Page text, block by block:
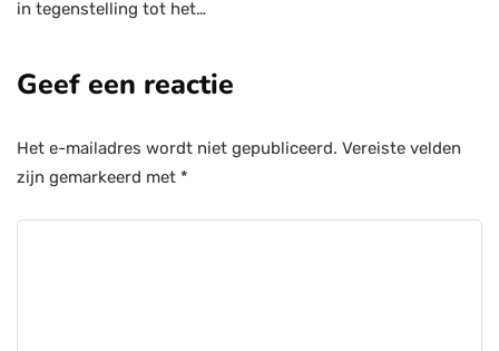
in tegenstelling tot het…
Geef een reactie
Het e-mailadres wordt niet gepubliceerd. Vereiste velden
zijn gemarkeerd met *